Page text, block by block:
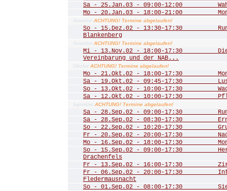
Sa - 25.Jan.03 - 09:00-12:00
Mo - 20.Jan.03 - 18:00-21:00
Dezember ACHTUNG! Termine abgelaufen!
So - 15.Dez.02 - 13:30-17:30 Rund
Blankenberg
November ACHTUNG! Termine abgelaufen!
Mi - 13.Nov.02 - 18:00-17:30 Die
Vereinbarung und der NAB...
Oktober ACHTUNG! Termine abgelaufen!
Mo - 21.Okt.02 - 18:00-17:30
Sa - 19.Okt.02 - 09:45-17:30 Lust
So - 13.Okt.02 - 10:00-17:30
Sa - 12.Okt.02 - 10:00-17:30
September ACHTUNG! Termine abgelaufen!
Sa - 28.Sep.02 - 09:00-17:30 Rund
Sa - 28.Sep.02 - 08:30-17:30
So - 22.Sep.02 - 10:20-17:30
Fr - 20.Sep.02 - 20:00-17:30
Mo - 16.Sep.02 - 18:00-17:30
So - 15.Sep.02 - 09:00-17:30
Drachenfels
Fr - 13.Sep.02 - 16:00-17:30
Fr - 06.Sep.02 - 20:00-17:30
Fledermausnacht
So - 01.Sep.02 - 08:00-17:30